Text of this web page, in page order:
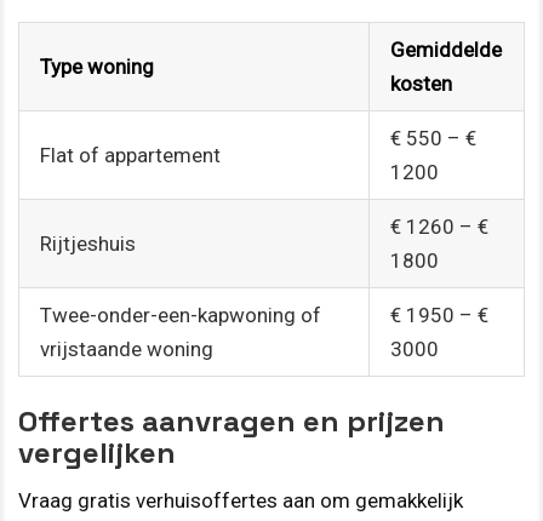
Type woning
Gemiddelde
kosten
Flat of appartement
€ 550 – €
1200
Rijtjeshuis
€ 1260 – €
1800
Twee-onder-een-kapwoning of
vrijstaande woning
€ 1950 – €
3000
Offertes aanvragen en prijzen
vergelijken
Vraag gratis verhuisoffertes aan om gemakkelijk